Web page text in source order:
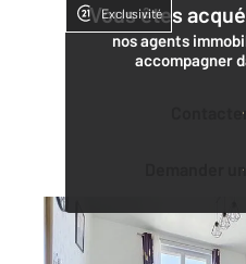
Vous êtes
nos agents
accompagner
Demander
Exclusivité
GUERET 23
53 m
, 3 pièces